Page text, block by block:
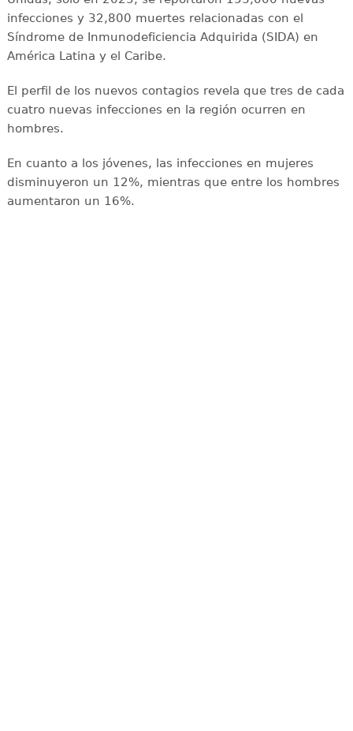
infecciones y 32,800 muertes relacionadas con el
Síndrome de Inmunodeficiencia Adquirida (SIDA) en
América Latina y el Caribe.
El perfil de los nuevos contagios revela que tres de cada
cuatro nuevas infecciones en la región ocurren en
hombres.
En cuanto a los jóvenes, las infecciones en mujeres
disminuyeron un 12%, mientras que entre los hombres
aumentaron un 16%.